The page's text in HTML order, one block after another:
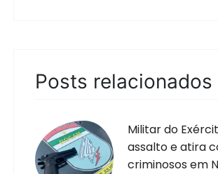
Posts relacionados
Militar do
assalto e atira
criminosos em